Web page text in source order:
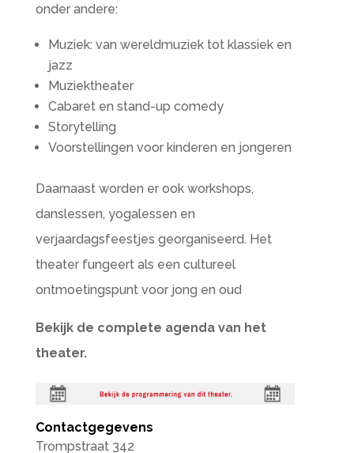
onder andere:
Muziek: van wereldmuziek tot klassiek en
jazz
Muziektheater
Cabaret en stand-up comedy
Storytelling
Voorstellingen voor kinderen en jongeren
Daarnaast worden er ook workshops,
danslessen, yogalessen en
verjaardagsfeestjes georganiseerd. Het
theater fungeert als een cultureel
ontmoetingspunt voor jong en oud
Bekijk de complete agenda van het
theater.
Contactgegevens
Trompstraat 342